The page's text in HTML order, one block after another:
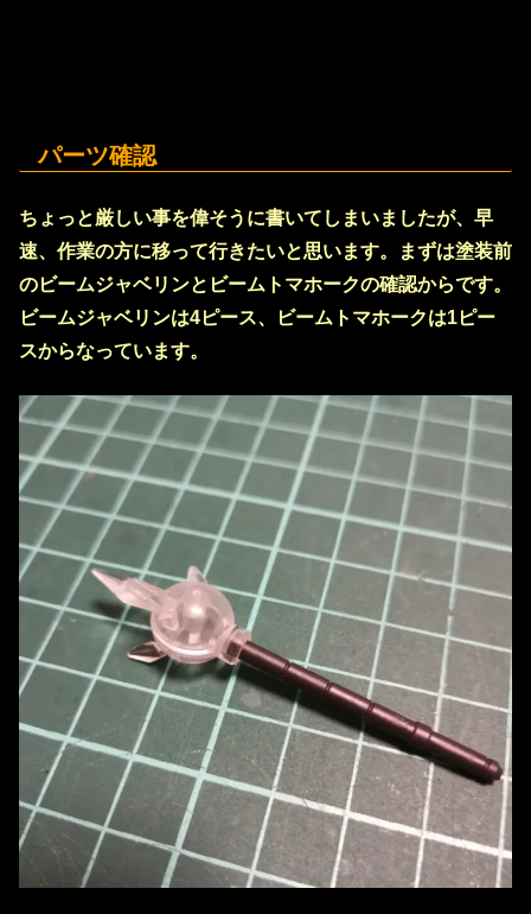
パーツ確認
ちょっと厳しい事を偉そうに書いてしまいましたが、早
速、作業の方に移って行きたいと思います。まずは塗装前
のビームジャベリンとビームトマホークの確認からです。
ビームジャベリンは4ピース、ビームトマホークは1ピー
スからなっています。